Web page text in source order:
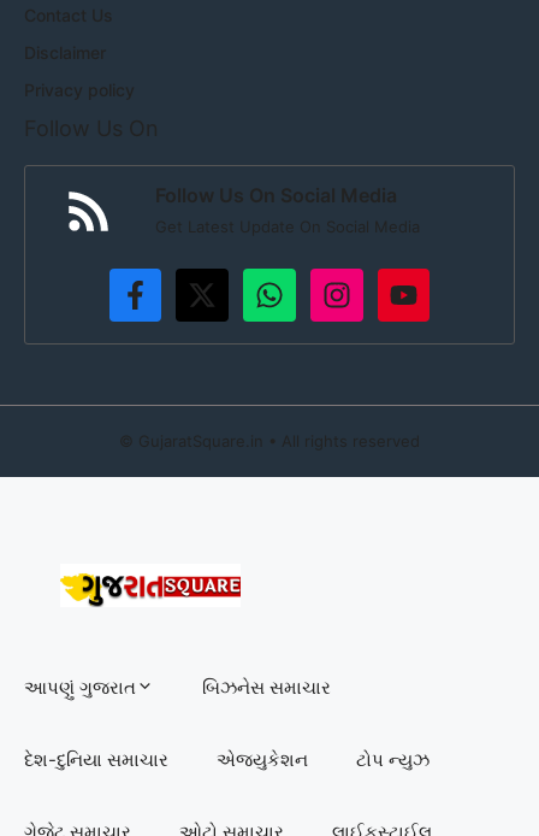
Contact Us
Disclaimer
Privacy policy
Follow Us On
Follow Us On Social Media
Get Latest Update On Social Media
© GujaratSquare.in • All rights reserved
આપણું ગુજરાત બિઝનેસ સમાચાર
દેશ-દુનિયા સમાચાર એજ્યુકેશન ટોપ ન્યુઝ
ગેજેટ સમાચાર ઓટો સમાચાર લાઈફસ્ટાઈલ